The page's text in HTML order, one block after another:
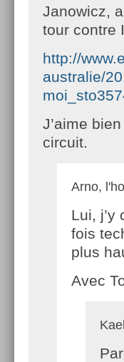
Janowicz,
tour contre
http://
australie/
J’aime
circuit.
Arno,
Lui, j’y
fois
plus
Avec